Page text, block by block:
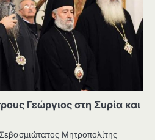
Γεώργιος στη Συρία και
Μητροπολίτης